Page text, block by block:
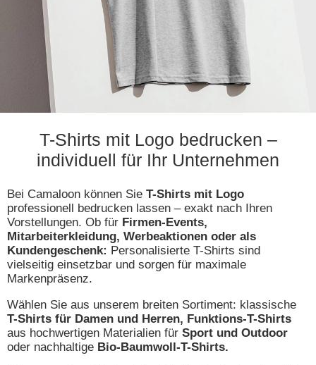
T-Shirts mit Logo bedrucken –
individuell für Ihr Unternehmen
Bei Camaloon können Sie T-Shirts mit Logo
professionell bedrucken lassen – exakt nach Ihren
Vorstellungen. Ob für Firmen-Events,
Mitarbeiterkleidung, Werbeaktionen oder als
Kundengeschenk: Personalisierte T-Shirts sind
vielseitig einsetzbar und sorgen für maximale
Markenpräsenz.
Wählen Sie aus unserem breiten Sortiment: klassische
T-Shirts für Damen und Herren, Funktions-T-Shirts
aus hochwertigen Materialien für Sport und Outdoor
oder nachhaltige Bio-Baumwoll-T-Shirts.